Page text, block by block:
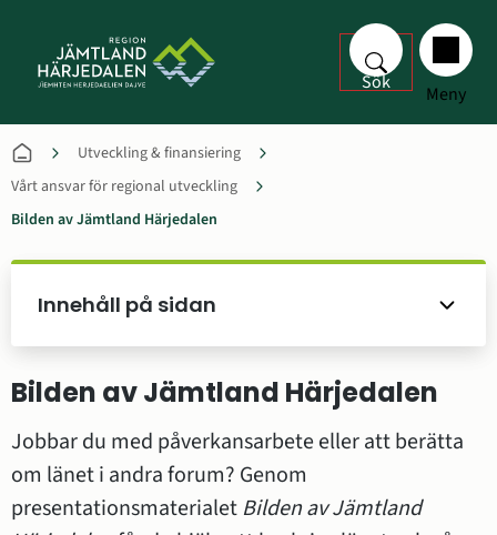
Sök Meny
Utveckling & finansiering
Vårt ansvar för regional utveckling
Bilden av Jämtland Härjedalen
Innehåll på sidan
Bilden av Jämtland Härjedalen
Jobbar du med påverkansarbete eller att berätta
om länet i andra forum? Genom
presentationsmaterialet Bilden av Jämtland